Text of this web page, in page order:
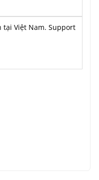
tại Việt Nam. Support